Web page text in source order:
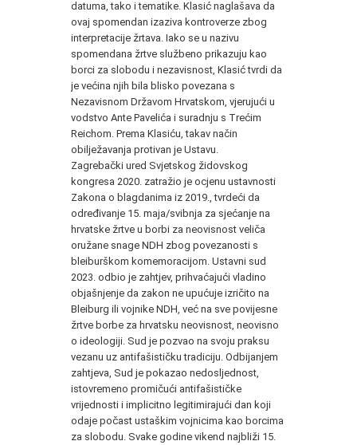
datuma, tako i tematike. Klasić naglašava da
ovaj spomendan izaziva kontroverze zbog
interpretacije žrtava. Iako se u nazivu
spomendana žrtve službeno prikazuju kao
borci za slobodu i nezavisnost, Klasić tvrdi da
je većina njih bila blisko povezana s
Nezavisnom Državom Hrvatskom, vjerujući u
vodstvo Ante Pavelića i suradnju s Trećim
Reichom. Prema Klasiću, takav način
obilježavanja protivan je Ustavu.
Zagrebački ured Svjetskog židovskog
kongresa 2020. zatražio je ocjenu ustavnosti
Zakona o blagdanima iz 2019., tvrdeći da
određivanje 15. maja/svibnja za sjećanje na
hrvatske žrtve u borbi za neovisnost veliča
oružane snage NDH zbog povezanosti s
bleiburškom komemoracijom. Ustavni sud
2023. odbio je zahtjev, prihvaćajući vladino
objašnjenje da zakon ne upućuje izričito na
Bleiburg ili vojnike NDH, već na sve povijesne
žrtve borbe za hrvatsku neovisnost, neovisno
o ideologiji. Sud je pozvao na svoju praksu
vezanu uz antifašističku tradiciju. Odbijanjem
zahtjeva, Sud je pokazao nedosljednost,
istovremeno promičući antifašističke
vrijednosti i implicitno legitimirajući dan koji
odaje počast ustaškim vojnicima kao borcima
za slobodu. Svake godine vikend najbliži 15.